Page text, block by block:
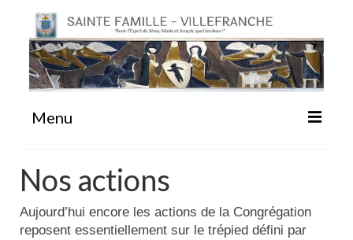
Menu
#87 (pas de titre)
Sainte Emilie
Nos actions
Aujourd’hui encore les actions de la Congrégation
reposent essentiellement sur le trépied défini par